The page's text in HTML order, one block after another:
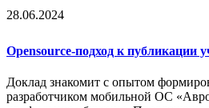
28.06.2024
Opensource-подход к публикации
Доклад знакомит с опытом
разработчиком мобильной ОС